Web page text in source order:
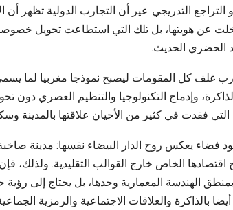
التراجع التدريجي. غير أن التجارب الدولية تظهر
عن هويتها، بل تلك التي استطاعت تحويل
الحضري الحديث.
غلف كل المقومات ليصبح نموذجا مغربيا لما
وإدماج التكنولوجيا والتنظيم العصري
التي فقدت في كثير من الأحيان علاقتها بالمدينة
فضاء يعكس روح الدار البيضاء نفسها: مدينة
اقتصادها الخاص خارج القوالب التقليدية. ولذلك،
الهندسة المعمارية وحدها، بل يحتاج إلى
بالذاكرة والعلاقات الاجتماعية والرمزية